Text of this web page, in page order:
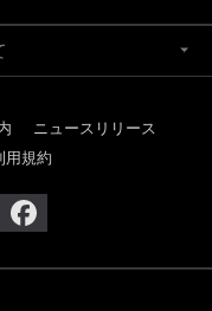
ニュースリリース
用規約